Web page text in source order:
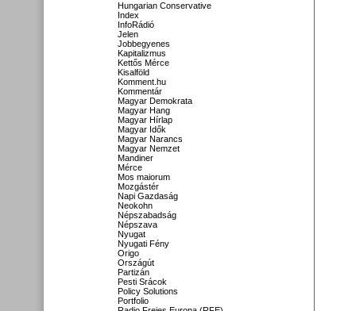
Hungarian Conservative
Index
InfoRádió
Jelen
Jobbegyenes
Kapitalizmus
Kettős Mérce
Kisalföld
Komment.hu
Kommentár
Magyar Demokrata
Magyar Hang
Magyar Hírlap
Magyar Idők
Magyar Narancs
Magyar Nemzet
Mandiner
Mérce
Mos maiorum
Mozgástér
Napi Gazdaság
Neokohn
Népszabadság
Népszava
Nyugat
Nyugati Fény
Origo
Országút
Partizán
Pesti Srácok
Policy Solutions
Portfolio